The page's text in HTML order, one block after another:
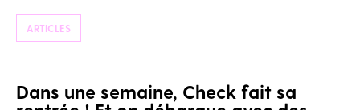
ARTICLES
Dans une semaine, Check fait sa